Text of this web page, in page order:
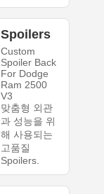
Spoilers
Custom
Spoiler Back
For Dodge
Ram 2500
V3
맞춤형 외관
과 성능을 위
해 사용되는
고품질
Spoilers.